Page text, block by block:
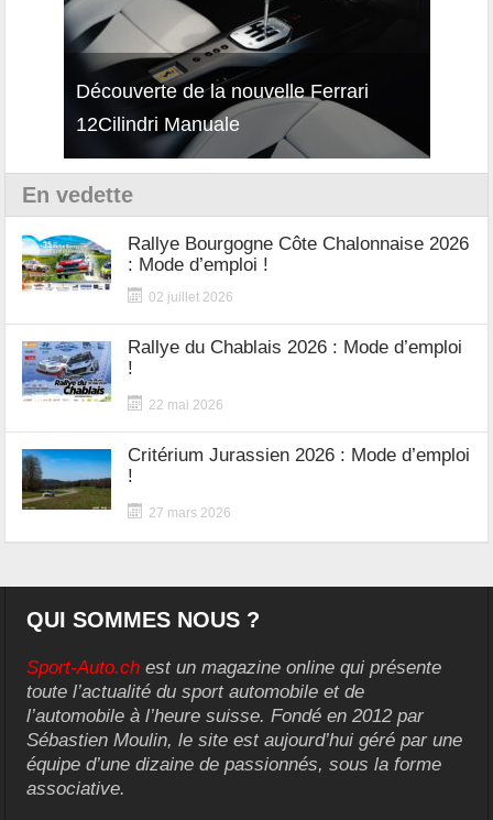
Découverte de la nouvelle Ferrari
12Cilindri Manuale
En vedette
Rallye Bourgogne Côte Chalonnaise 2026
: Mode d’emploi !
02 juillet 2026
Rallye du Chablais 2026 : Mode d’emploi
!
22 mai 2026
Critérium Jurassien 2026 : Mode d’emploi
!
27 mars 2026
QUI SOMMES NOUS ?
Sport-Auto.ch est un magazine online qui présente
toute l’actualité du sport automobile et de
l’automobile à l’heure suisse. Fondé en 2012 par
Sébastien Moulin, le site est aujourd’hui géré par une
équipe d’une dizaine de passionnés, sous la forme
associative.